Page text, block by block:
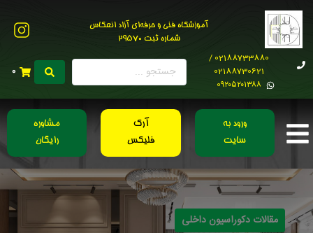
آموزشگاه فنی و حرفه‌ای آزاد انعکاس
شماره ثبت 29570
02188733880 /
02188730621
0۹۲۰۵۲۰۱۳۸۸
0
ورود به
سایت
آرک
فلیکس
مشاوره
رایگان
مقالات دکوراسیون داخلی